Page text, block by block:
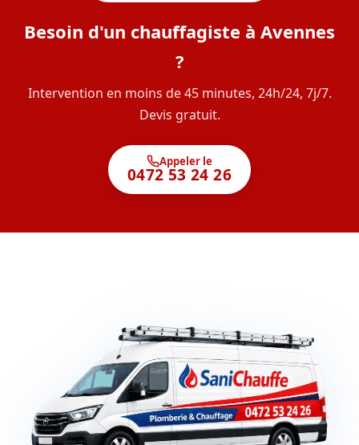
Besoin d'un chauffagiste à Avennes
?
Intervention en moins de 45 minutes, 24h/24, 7j/7.
Devis gratuit.
Appeler le
0472 53 24 26